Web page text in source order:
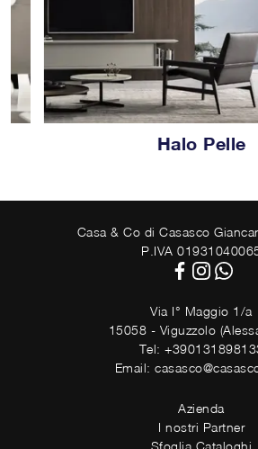
Halo Pelle
Casa & Co di Casasco
P.IVA
Via I° Maggio 1/a
15058 - Viguzzolo
Tel:
Email:
Azienda
I nostri Partner